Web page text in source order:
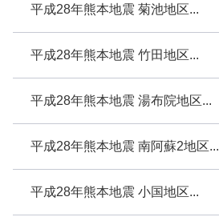
平成28年熊本地震 菊池地区...
平成28年熊本地震 竹田地区...
平成28年熊本地震 湯布院地区...
平成28年熊本地震 南阿蘇2地区...
平成28年熊本地震 小国地区...